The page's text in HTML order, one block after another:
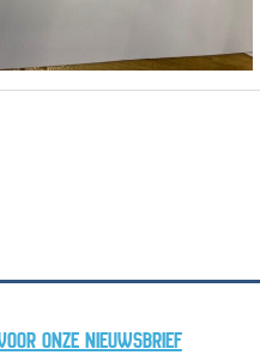
ONZE NIEUWSBRIEF